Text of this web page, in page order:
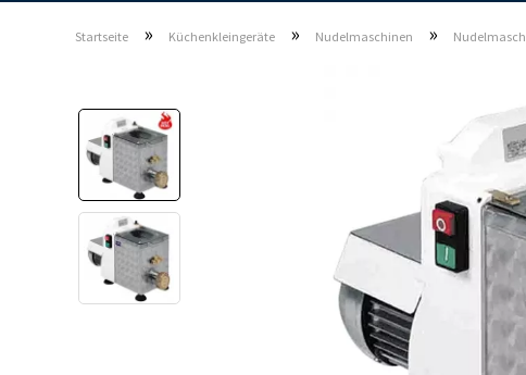
Startseite » Küchenkleingeräte » Nudelmaschinen »